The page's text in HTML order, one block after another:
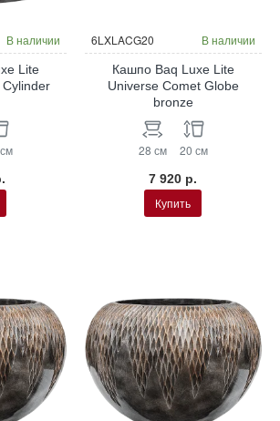
В наличии
Lite
6LXLACG20 В наличии
Кашпо Baq Luxe Lite
Universe Comet Globe
bronze
28 см 20 см
7 920 р.
Купить